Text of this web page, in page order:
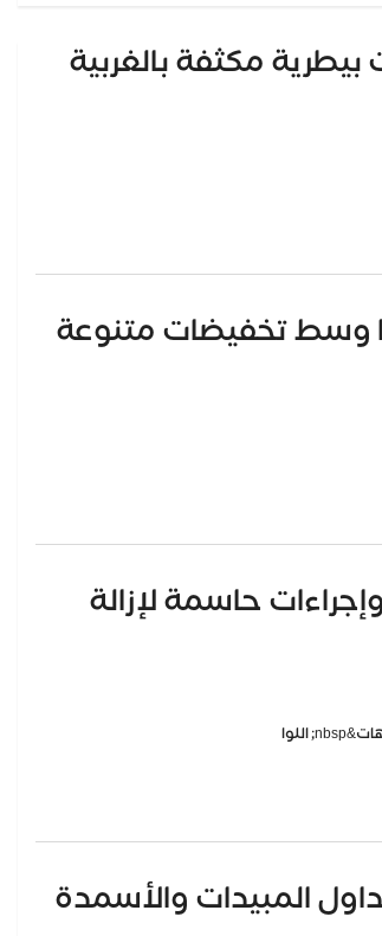
بيطرية مكثفة بالغربية
وسط تخفيضات متنوعة
حاسمة لإزالة
المبيدات والأسمدة